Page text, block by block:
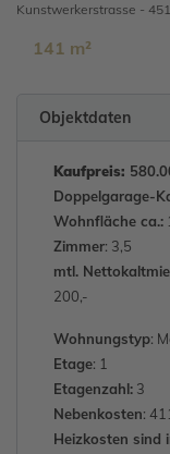
Kunstwerkerstrasse -
141 m²
Objektdaten
Kaufpreis:
Doppelgarage-
Wohnfläche ca.:
Zimmer: 3,5
mtl.
200,-
Wohnungstyp:
Etage: 1
Etagenzahl:3
Nebenkosten:
Heizkosten sind